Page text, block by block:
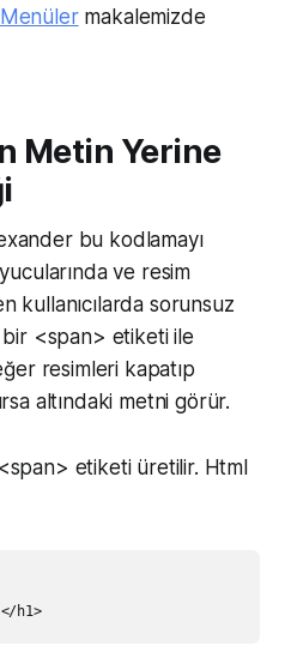
makalemizde
Metin Yerine
bu kodlamayı
ve resim
kullanıcılarda sorunsuz
bir <span> etiketi ile
resimleri kapatıp
altındaki metni görür.
etiketi üretilir. Html
<h1> <span></span>Selam </h1>